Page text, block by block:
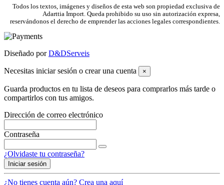
Todos los textos, imágenes y diseños de esta web son propiedad exclusiva de
Adarttia Import. Queda prohibido su uso sin autorización expresa,
reservándonos el derecho de emprender las acciones legales correspondientes.
Diseñado porD&DServeis
Necesitas iniciar sesión o crear una cuenta ×
Guarda productos en tu lista de deseos para comprarlos más tarde o
compartirlos con tus amigos.
Dirección de correo electrónico
Contraseña
¿Olvidaste tu contraseña?
Iniciar sesión
¿No tienes cuenta aún? Crea una aquí